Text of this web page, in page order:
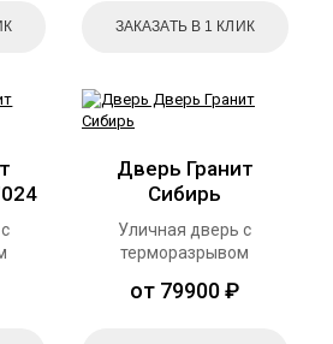
ЗАКАЗАТЬ В 1 КЛИК
Дверь Гранит
Сибирь
Уличная дверь с
терморазрывом
от 79900 ₽